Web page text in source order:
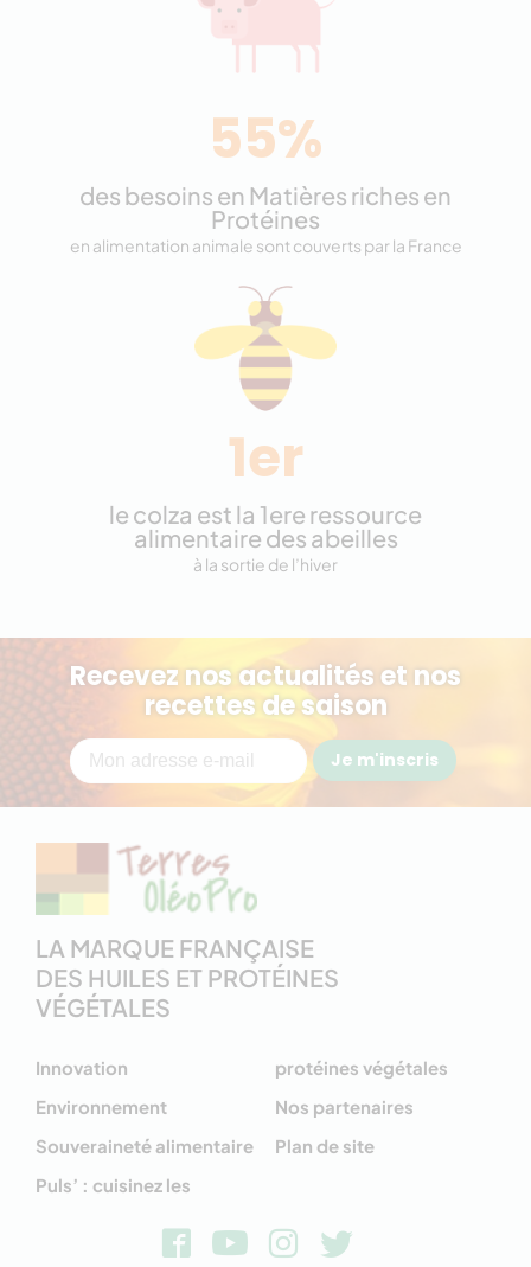
55%
des besoins en Matières riches en
Protéines
en alimentation animale sont couverts par la France
1er
le colza est la 1ere ressource
alimentaire des abeilles
à la sortie de l’hiver
Recevez nos actualités et nos
recettes de saison
Je m'inscris
LA MARQUE FRANÇAISE
DES HUILES ET PROTÉINES
VÉGÉTALES
Innovation
Environnement
Souveraineté alimentaire
Puls’ : cuisinez les
protéines végétales
Nos partenaires
Plan de site